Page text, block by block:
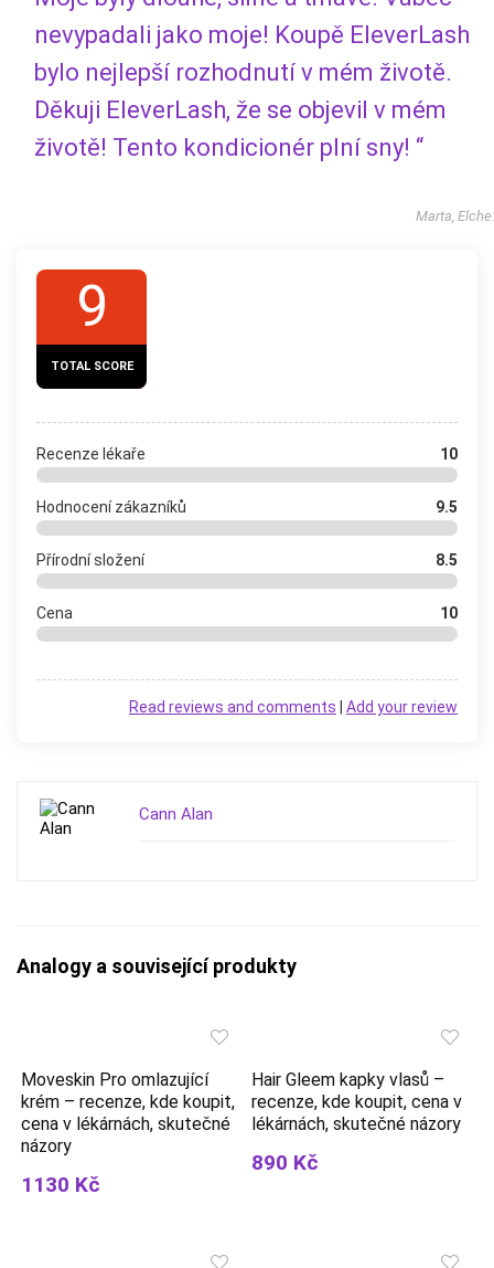
nevypadali jako moje! Koupě EleverLash
bylo nejlepší rozhodnutí v mém životě.
Děkuji EleverLash, že se objevil v mém
životě! Tento kondicionér plní sny! “
Marta, Elche:
9
TOTAL SCORE
Recenze lékaře 10
Hodnocení zákazníků 9.5
Přírodní složení 8.5
Cena 10
Add your review
Read reviews and comments
Cann Alan
Analogy a související produkty
Moveskin Pro omlazující
krém – recenze, kde koupit,
cena v lékárnách, skutečné
názory
1130 Kč
Hair Gleem kapky vlasů –
recenze, kde koupit, cena v
lékárnách, skutečné názory
890 Kč